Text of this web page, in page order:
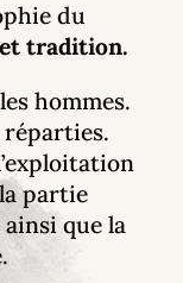
du
tradition.
hommes.
réparties.
partie
que la